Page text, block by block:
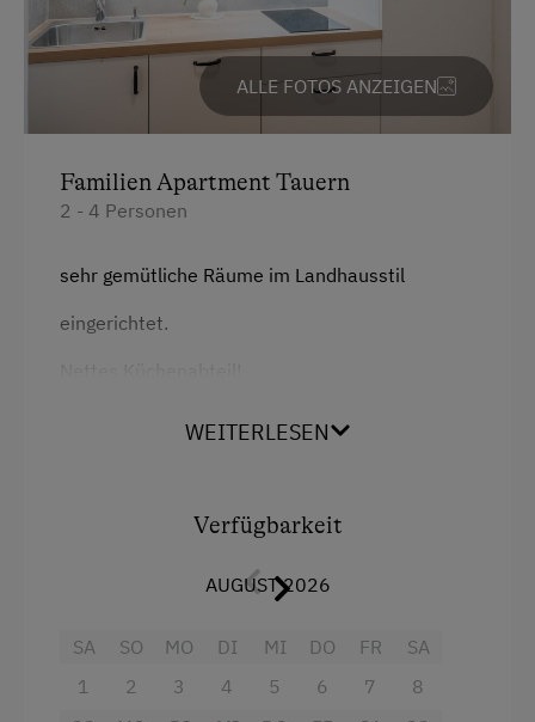
ALLE FOTOS ANZEIGEN
Familien Apartment Tauern
2 - 4 Personen
sehr gemütliche Räume im Landhausstil
eingerichtet.
Balkon/Terrasse
Getränkeerwerb im Haus
WEITERLESEN
Verfügbarkeit
AUGUST 2026
SA
1
SO
2
MO
3
DI
4
MI
5
DO
6
FR
7
SA
8